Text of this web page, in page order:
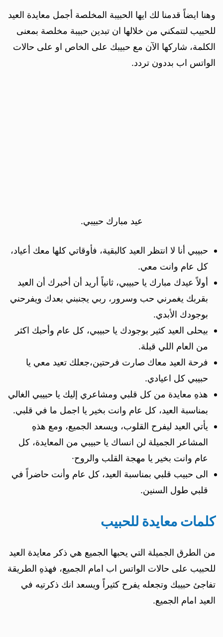
وهنا ايضاً قدمنا لك ايها الحبيبة المخلصة أجمل معايدة العيد
للحبيب لتتمكني من خلالها ان تبدين حبيبة مخلصة بمعنى
الكلمة، شاركها الآن مع حبيبك على الخاص او على حالات
الواتس اب بددون تردد.
عيد مبارك حبيبي.
حبيبي أنا لا انتظر العيد كالبقية، فأوقاتي كلها معك أعياد،
كل عام وانت معي.
أولاً عيدك مبارك يا حبيبي، ثانياً أريد أن أخبرك أن العيد
بقربك يغمرني حب وسرور، ربي يجنبني بعدك ويفرحني
بوجودك الأبدي.
بيحلى العيد كثير بوجودك يا حبيبي، كل عام وأحبك اكثر
من العام اللي قبلة.
فرحة العيد معاك صارت فرحتين،جعلك تعيد معي يا
حبيبي كل اعيادي.
هذهِ معايدة من كل قلبي ومشاعري إليك يا حبيبي الغالي
بمناسبة العيد، كل عام وانت بخير يا اجمل ما في قلبي.
يأتي العيد ليفرح القلوب، ويسعد الجميع، ومع هذهِ
المشاعر الجميلة لن انساك يا حبيبي من المعايدة، كل
عام وانت بخير يا مهجة القلب والروح·
الى حبيب قلبي بمناسبة العيد، كل عام وأنت حاضراً في
قلبي طول السنين.
كلمات معايدة للحبيب
من الطرق الجميلة التي يحبها الجميع هي ذكر معايدة العيد
للحبيب على حالات الواتس اب امام الجميع، فهذهِ الطريقة
تفاجئ حبيبك وتجعله يفرح كثيراً ويسعد انك ذكرتيه في
العيد امام الجميع.